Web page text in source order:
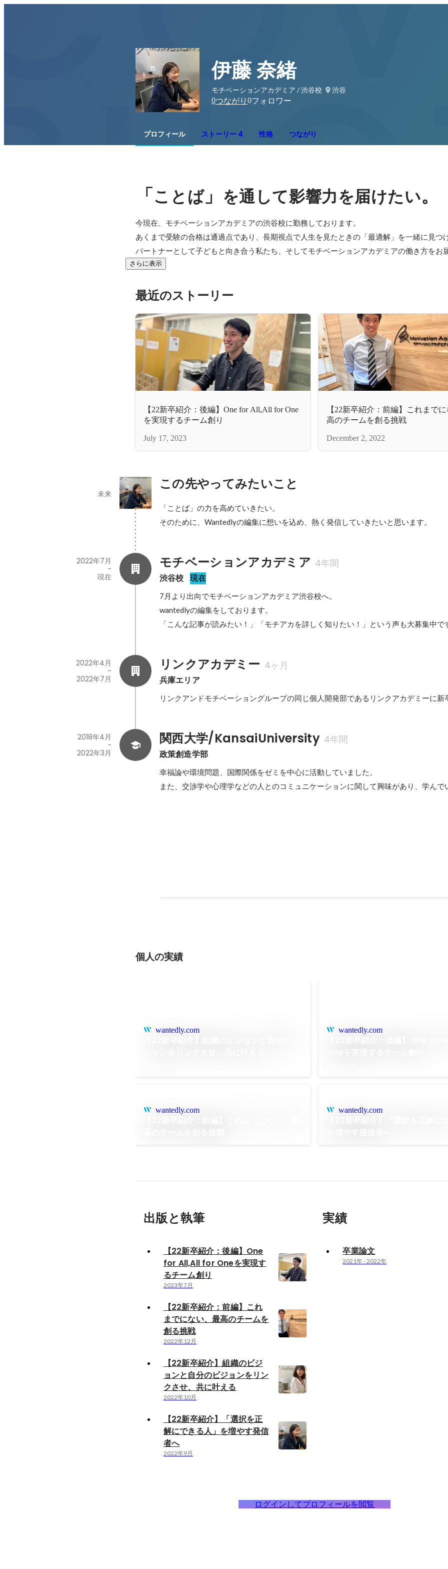
伊藤 奈緒
モチベーションアカデミア / 渋谷校
渋谷
0つながり 0フォロワー
プロフィール ストーリー 4 性格 つながり
「ことば」 を通して影響力を届けたい。
今現在、モチベーションアカデミアの渋谷校に勤務しております。
あくまで受験の合格は通過点であり、長期視点で人生を見たときの「最適解」を一緒に見つ
パートナーとして子どもと向き合う私たち、そしてモチベーションアカデミアの働き方をお
さらに表示
最近のストーリー
【22新卒紹介：後編】One for All,All for One
を実現するチーム創り
July 17, 2023
【22新卒紹介：前編】これまで
高のチームを創る挑戦
December 2, 2022
この先やってみたいこと
未来
「ことば」の力を高めていきたい。
そのために、Wantedlyの編集に想いを込め、熱く発信していきたいと思います。
モチベーションアカデミア 4年間
渋谷校 現在
2022年7月
-
現在
7月より出向でモチベーションアカデミア渋谷校へ。
wantedlyの編集をしております。
リンクアカデミー 4ヶ月
兵庫エリア
2022年4月
-
2022年7月
リンクアンドモチベーショングループの同じ個人開発部であるリンクアカデミーに新
関西大学/KansaiUniversity 4年間
政策創造学部
2018年4月
-
2022年3月
幸福論や環境問題、国際関係をゼミを中心に活動していました。
また、交渉学や心理学などの人とのコミュニケーションに関して興味があり、学んで
個人の実績
wantedly.com wantedly.com
wantedly.com wantedly.com
出版と執筆
【22新卒紹介：後編】One
for All,All for Oneを実現す
るチーム創り
2023年7月
【22新卒紹介：前編】これ
までにない、最高のチームを
創る挑戦
2022年12月
【22新卒紹介】組織のビジ
ョンと自分のビジョンをリン
クさせ、共に叶える
2022年10月
【22新卒紹介】「選択を正
解にできる人」を増やす発信
者へ
2022年9月
実績
卒業論文
2021年-2022年
ログインしてプロフィールを閲覧